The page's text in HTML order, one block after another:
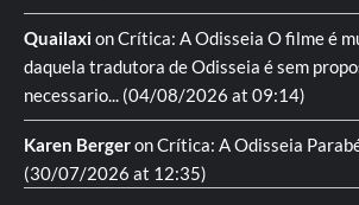
QuailaxionCrítica: A Odisseia O filme é
daquela tradutora de Odisseia é sem
necessario... (04/08/2026 at 09:14)
Karen BergeronCrítica: A Odisseia
(30/07/2026 at 12:35)